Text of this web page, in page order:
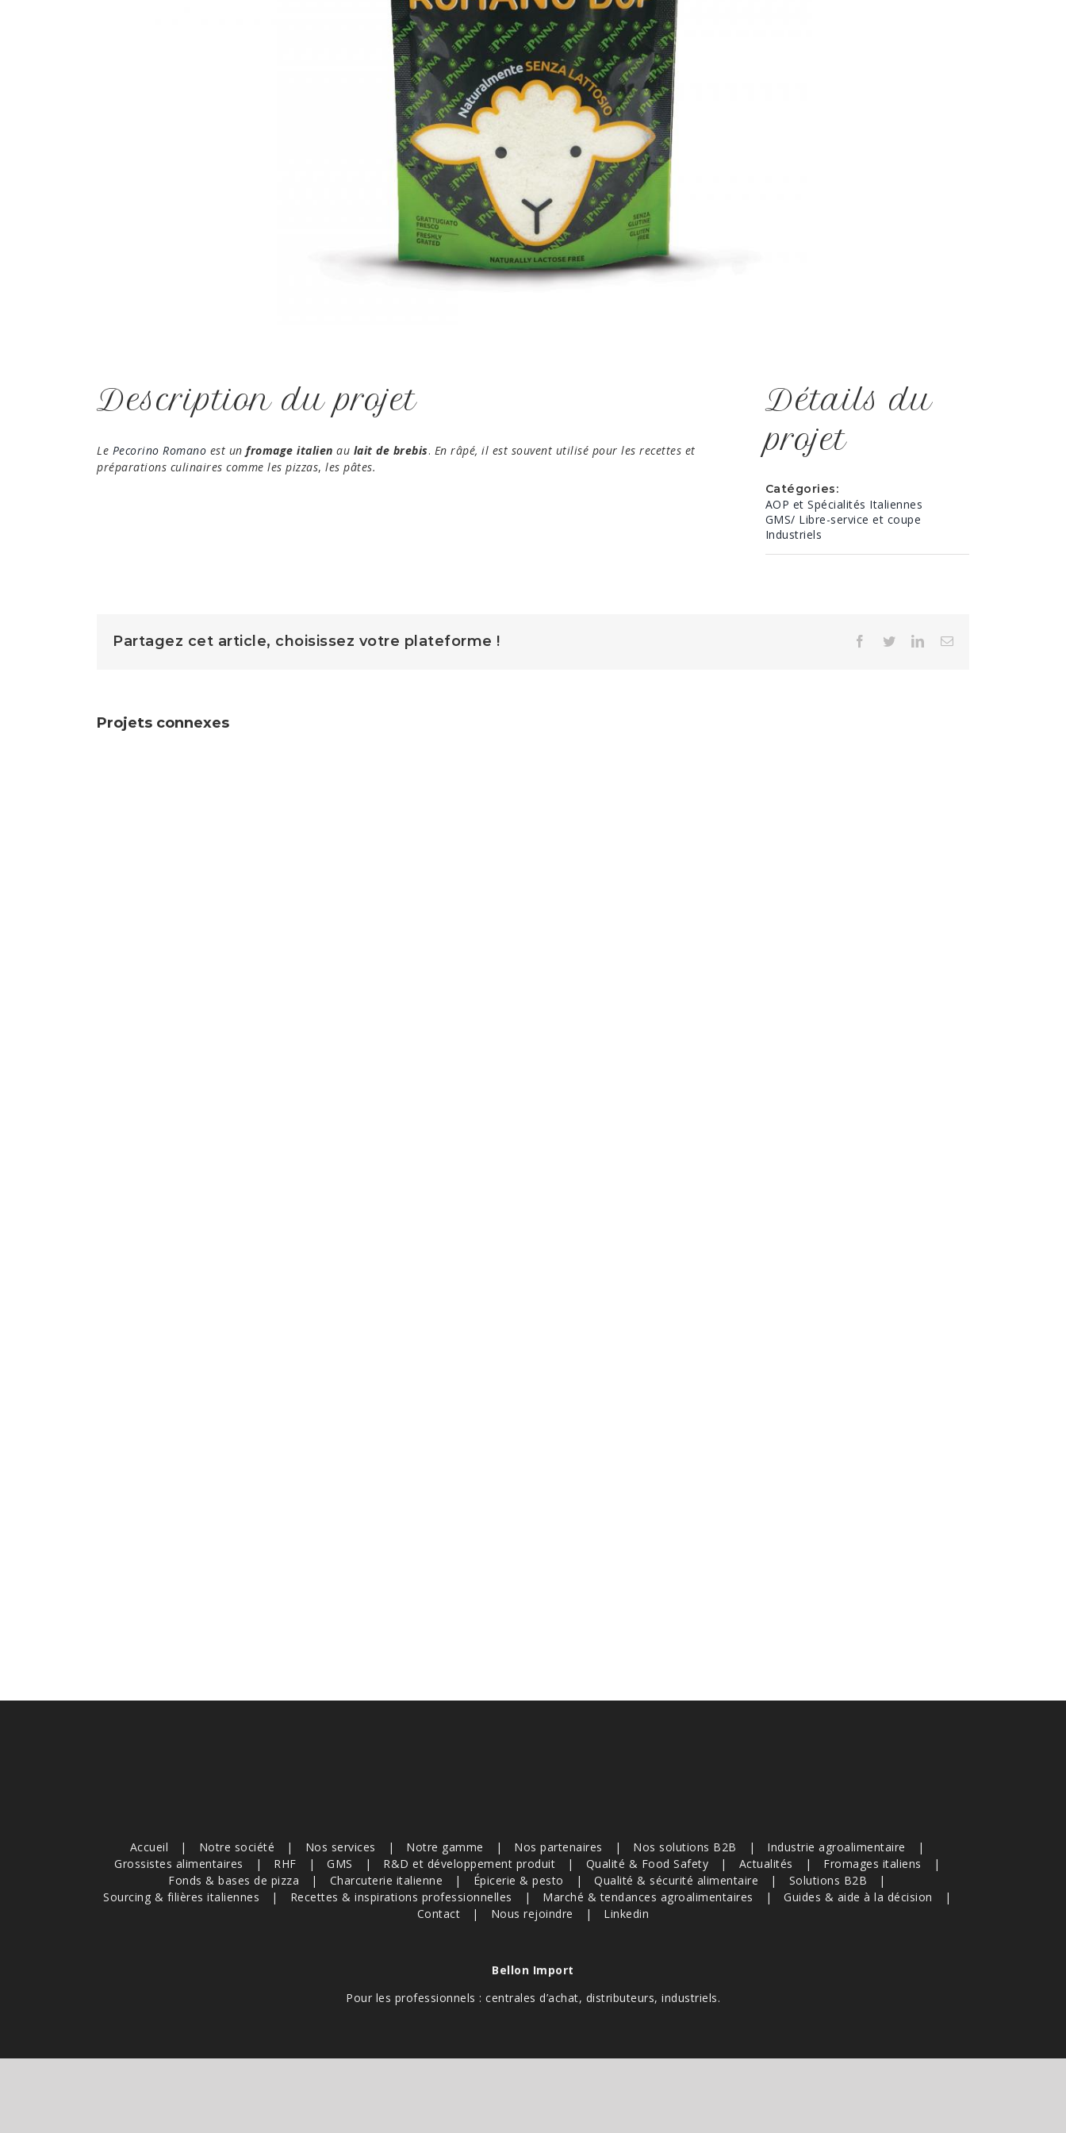
Description du projet
Le Pecorino Romano est un fromage italien au lait de brebis. En râpé, il est souvent utilisé pour les recettes et
préparations culinaires comme les pizzas, les pâtes.
Détails du
projet
Catégories:
AOP et Spécialités Italiennes
GMS/ Libre-service et coupe
Industriels
Partagez cet article, choisissez votre plateforme ! Facebook
TwitterLinkedInEmail
Projets connexes
Accueil Notre société Nos services Notre gamme Nos partenaires Nos solutions B2B
Industrie agroalimentaire
Grossistes alimentaires
RHF GMS R&D et développement produit Qualité & Food Safety Actualités
Fromages italiens
Fonds & bases de pizza
Charcuterie italienne Épicerie & pesto Qualité & sécurité alimentaire
Solutions B2B
Sourcing & filières italiennes
Recettes & inspirations professionnelles Marché & tendances agroalimentaires
Guides & aide à la décision
Contact
Nous rejoindre Linkedin
Bellon Import
Pour les professionnels : centrales d’achat, distributeurs, industriels.